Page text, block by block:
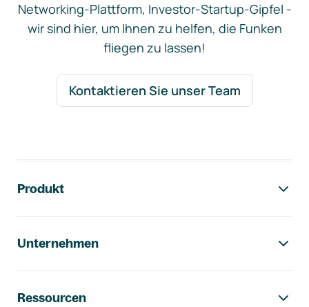
Networking-Plattform, Investor-Startup-Gipfel -
wir sind hier, um Ihnen zu helfen, die Funken
fliegen zu lassen!
Kontaktieren Sie unser Team
Produkt
Unternehmen
Ressourcen